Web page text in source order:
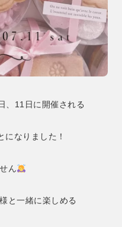
、11日に開催される
なりました！
ん
と一緒に楽しめる